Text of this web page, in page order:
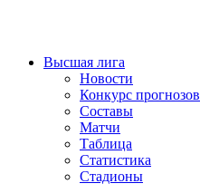
Высшая лига
Новости
Конкурс прогнозов
Составы
Матчи
Таблица
Статистика
Стадионы